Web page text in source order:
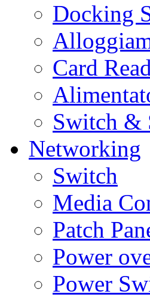
Docking
Card
Switch &
Networking
Switch
Media
Patch
Power
Power